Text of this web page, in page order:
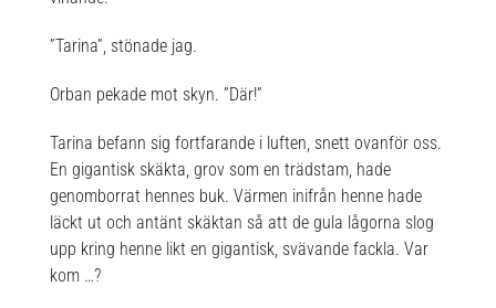
”Tarina”, stönade jag.
Orban pekade mot skyn. ”Där!”
Tarina befann sig fortfarande i luften, snett ovanför oss.
En gigantisk skäkta, grov som en trädstam, hade
genomborrat hennes buk. Värmen inifrån henne hade
läckt ut och antänt skäktan så att de gula lågorna slog
upp kring henne likt en gigantisk, svävande fackla. Var
kom …?